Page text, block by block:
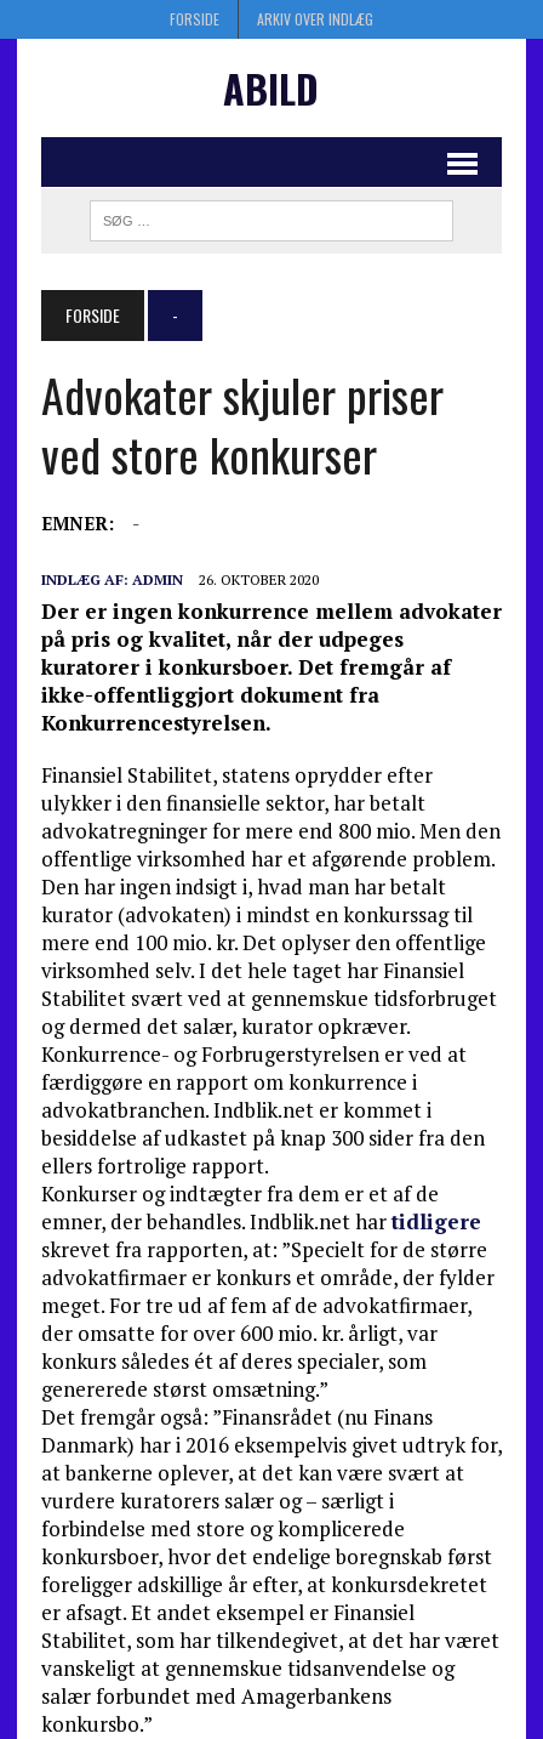
FORSIDE ARKIV OVER INDLÆG
ABILD
FORSIDE -
Advokater skjuler priser
ved store konkurser
EMNER: -
INDLÆG AF: ADMIN 26. OKTOBER 2020
Der er ingen konkurrence mellem advokater
på pris og kvalitet, når der udpeges
kuratorer i konkursboer. Det fremgår af
ikke-offentliggjort dokument fra
Konkurrencestyrelsen.
Finansiel Stabilitet, statens oprydder efter
ulykker i den finansielle sektor, har betalt
advokatregninger for mere end 800 mio. Men den
offentlige virksomhed har et afgørende problem.
Den har ingen indsigt i, hvad man har betalt
kurator (advokaten) i mindst en konkurssag til
mere end 100 mio. kr. Det oplyser den offentlige
virksomhed selv. I det hele taget har Finansiel
Stabilitet svært ved at gennemskue tidsforbruget
og dermed det salær, kurator opkræver.
Konkurrence- og Forbrugerstyrelsen er ved at
færdiggøre en rapport om konkurrence i
advokatbranchen. Indblik.net er kommet i
besiddelse af udkastet på knap 300 sider fra den
ellers fortrolige rapport.
Konkurser og indtægter fra dem er et af de
emner, der behandles. Indblik.net hartidligere
skrevet fra rapporten, at: ”Specielt for de større
advokatfirmaer er konkurs et område, der fylder
meget. For tre ud af fem af de advokatfirmaer,
der omsatte for over 600 mio. kr. årligt, var
konkurs således ét af deres specialer, som
genererede størst omsætning.”
Det fremgår også: ”Finansrådet (nu Finans
Danmark) har i 2016 eksempelvis givet udtryk for,
at bankerne oplever, at det kan være svært at
vurdere kuratorers salær og – særligt i
forbindelse med store og komplicerede
konkursboer, hvor det endelige boregnskab først
foreligger adskillige år efter, at konkursdekretet
er afsagt. Et andet eksempel er Finansiel
Stabilitet, som har tilkendegivet, at det har været
vanskeligt at gennemskue tidsanvendelse og
salær forbundet med Amagerbankens
konkursbo.”